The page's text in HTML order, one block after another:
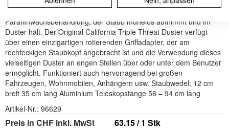
Baumwollfasern mit einer permanent eingebrannten
Paraffinwachsbehandlung, der Staub mühelos aufnimmt und im
Duster hält. Der Original California Triple Threat Duster verfügt
über einen einzigartigen rotierenden Griffadapter, der am
rechteckigen Staubkopf angebracht ist und die Verwendung dieses
vielseitigen Duster an engen Stellen über oder unter dem Benutzer
ermöglicht. Funktioniert auch hervorragend bei großen
Fahrzeugen, Wohnmobilen, Anhängern usw. Staubwedel: 12 cm
breit 35 cm lang Aluminium Teleskopstange 56 – 94 cm lang
Artikel-Nr.: 96629
Preis in CHF inkl. MwSt 63.15 / 1 Stk